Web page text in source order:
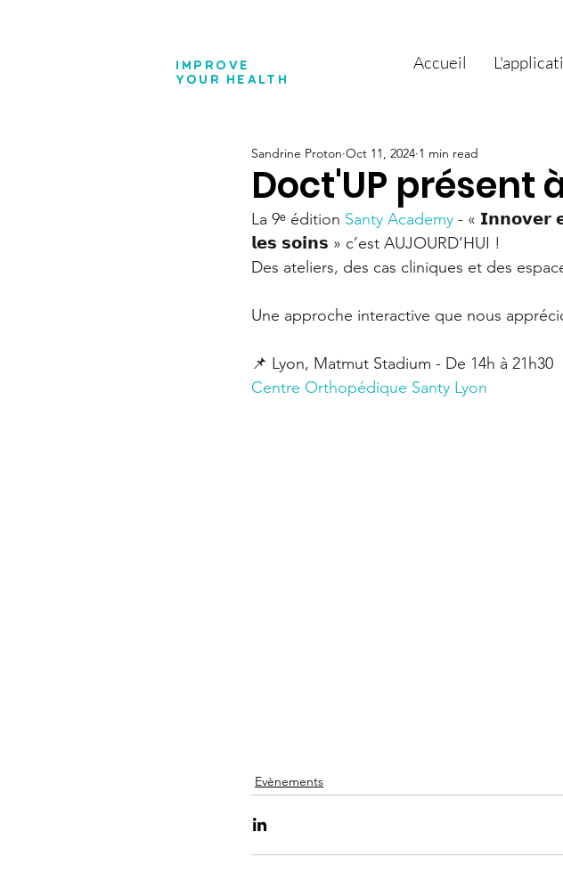
IMPROVE
YOUR HEALTH
Accueil
Doct'UP présent
Sandrine Proton Oct 11, 2024 1 min read
La 9ᵉ édition Santy Academy - « 𝗜𝗻𝗻𝗼𝘃𝗲𝗿
𝗹𝗲𝘀 𝘀𝗼𝗶𝗻𝘀 » c’est AUJOURD’HUI !
Des ateliers, des cas cliniques et des
Une approche interactive que nous
📌 Lyon, Matmut Stadium - De 14h à 21h30
Centre Orthopédique Santy Lyon
Evènements